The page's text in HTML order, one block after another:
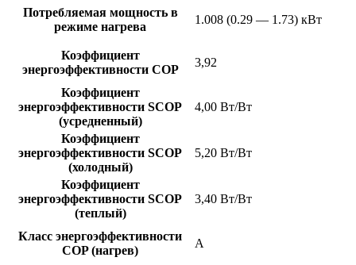
Потребляемая мощность в
режиме нагрева
1.008 (0.29 — 1.73) кВт
Коэффициент
энергоэффективности COP
3,92
Коэффициент
энергоэффективности SCOP
(усредненный)
4,00 Вт/Вт
Коэффициент
энергоэффективности SCOP
(холодный)
5,20 Вт/Вт
Коэффициент
энергоэффективности SCOP
(теплый)
3,40 Вт/Вт
Класс энергоэффективности
COP (нагрев)
A